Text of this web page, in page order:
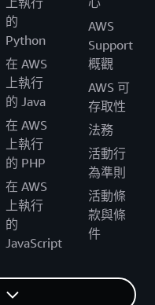
的
Python
在 AWS
上執行
的 Java
在 AWS
上執行
的 PHP
在 AWS
上執行
的
JavaScript
AWS
Support
概觀
AWS 可
存取性
法務
活動行
為準則
活動條
款與條
件